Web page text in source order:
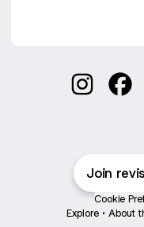
Join
Cookie
Explore • About